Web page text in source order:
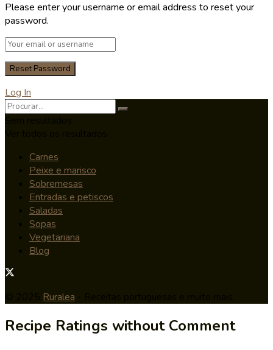
Please enter your username or email address to reset your
password.
Log In
Carnes
Peixe e marisco
Sobremesas
Entradas e petiscos
Saladas
Sopas
Vegetariana
Blog
Ruralea
Recipe Ratings without Comment